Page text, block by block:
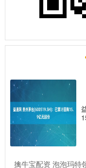
擒牛宝配资 泡泡玛特